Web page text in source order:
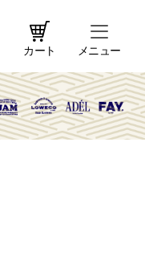
カート メニュー